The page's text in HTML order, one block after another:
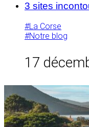
3 sites
#La Corse
#Notre blog
17